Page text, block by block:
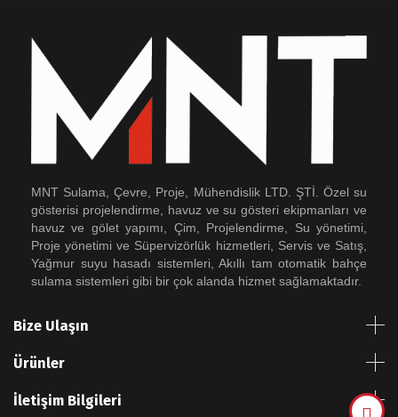
MNT Sulama, Çevre, Proje, Mühendislik LTD. ŞTİ. Özel su
gösterisi projelendirme, havuz ve su gösteri ekipmanları ve
havuz ve gölet yapımı, Çim, Projelendirme, Su yönetimi,
Proje yönetimi ve Süpervizörlük hizmetleri, Servis ve Satış,
Yağmur suyu hasadı sistemleri, Akıllı tam otomatik bahçe
sulama sistemleri gibi bir çok alanda hizmet sağlamaktadır.
Bize Ulaşın
Ürünler
İletişim Bilgileri